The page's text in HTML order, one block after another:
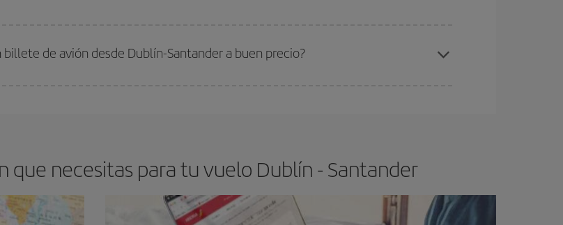
de avión desde Dublín-Santander a buen precio?
que necesitas para tu vuelo Dublín - Santander